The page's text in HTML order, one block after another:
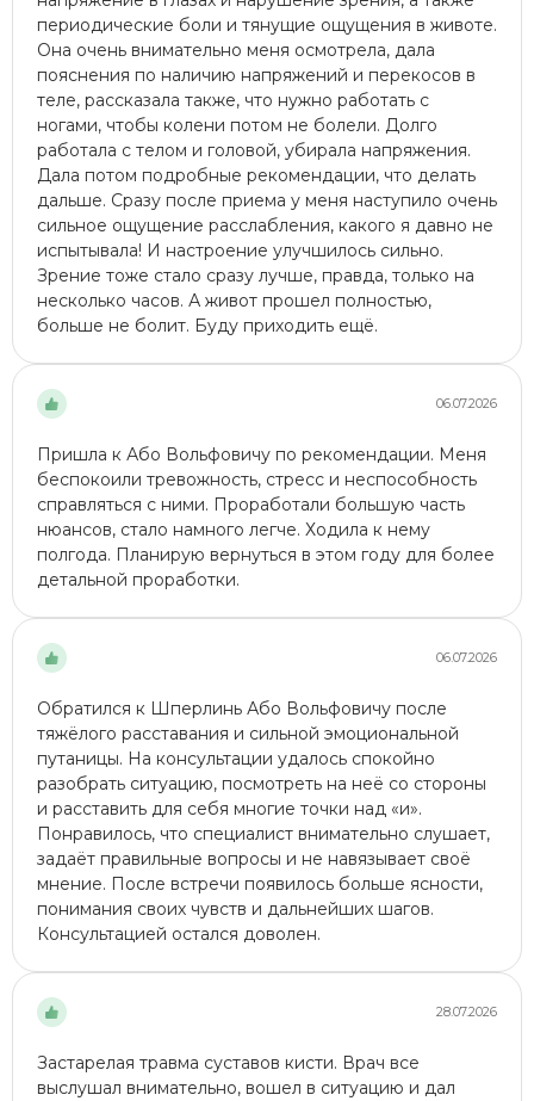
периодические боли и тянущие ощущения в животе.
Она очень внимательно меня осмотрела, дала
пояснения по наличию напряжений и перекосов в
теле, рассказала также, что нужно работать с
ногами, чтобы колени потом не болели. Долго
работала с телом и головой, убирала напряжения.
Дала потом подробные рекомендации, что делать
дальше. Сразу после приема у меня наступило очень
сильное ощущение расслабления, какого я давно не
испытывала! И настроение улучшилось сильно.
Зрение тоже стало сразу лучше, правда, только на
несколько часов. А живот прошел полностью,
больше не болит. Буду приходить ещё.
06.07.2026
Пришла к Або Вольфовичу по рекомендации. Меня
беспокоили тревожность, стресс и неспособность
справляться с ними. Проработали большую часть
нюансов, стало намного легче. Ходила к нему
полгода. Планирую вернуться в этом году для более
детальной проработки.
06.07.2026
Обратился к Шперлинь Або Вольфовичу после
тяжёлого расставания и сильной эмоциональной
путаницы. На консультации удалось спокойно
разобрать ситуацию, посмотреть на неё со стороны
и расставить для себя многие точки над «и».
Понравилось, что специалист внимательно слушает,
задаёт правильные вопросы и не навязывает своё
мнение. После встречи появилось больше ясности,
понимания своих чувств и дальнейших шагов.
Консультацией остался доволен.
28.07.2026
Застарелая травма суставов кисти. Врач все
выслушал внимательно, вошел в ситуацию и дал